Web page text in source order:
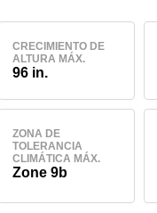
CRECIMIENTO DE
ALTURA MÁX.
96 in.
ZONA DE
TOLERANCIA
CLIMÁTICA MÁX.
Zone 9b